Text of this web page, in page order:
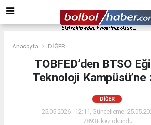
Anasayfa DİĞER
TOBFED’den BTSO
Teknoloji
DİĞER
25.05.2026 - 12:11, Güncelleme:
7893+ kez okundu.